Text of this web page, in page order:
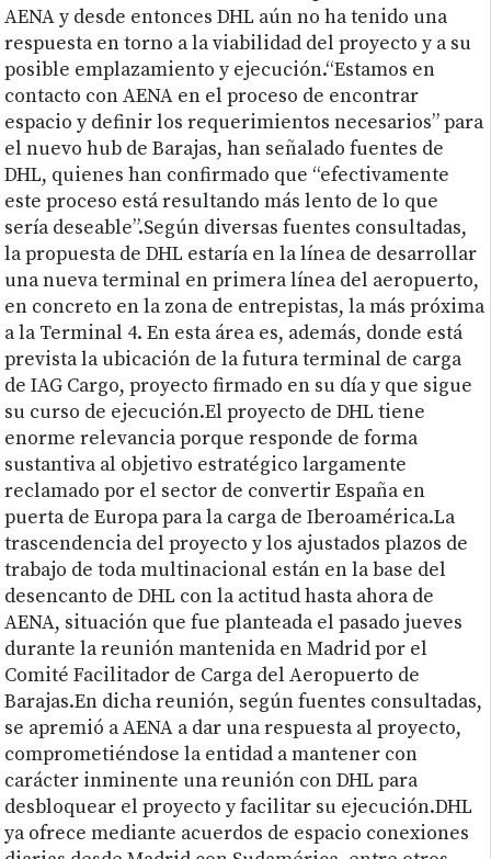
AENA y desde entonces DHL aún no ha tenido una
respuesta en torno a la viabilidad del proyecto y a su
posible emplazamiento y ejecución.“Estamos en
contacto con AENA en el proceso de encontrar
espacio y definir los requerimientos necesarios” para
el nuevo hub de Barajas, han señalado fuentes de
DHL, quienes han confirmado que “efectivamente
este proceso está resultando más lento de lo que
sería deseable”.Según diversas fuentes consultadas,
la propuesta de DHL estaría en la línea de desarrollar
una nueva terminal en primera línea del aeropuerto,
en concreto en la zona de entrepistas, la más próxima
a la Terminal 4. En esta área es, además, donde está
prevista la ubicación de la futura terminal de carga
de IAG Cargo, proyecto firmado en su día y que sigue
su curso de ejecución.El proyecto de DHL tiene
enorme relevancia porque responde de forma
sustantiva al objetivo estratégico largamente
reclamado por el sector de convertir España en
puerta de Europa para la carga de Iberoamérica.La
trascendencia del proyecto y los ajustados plazos de
trabajo de toda multinacional están en la base del
desencanto de DHL con la actitud hasta ahora de
AENA, situación que fue planteada el pasado jueves
durante la reunión mantenida en Madrid por el
Comité Facilitador de Carga del Aeropuerto de
Barajas.En dicha reunión, según fuentes consultadas,
se apremió a AENA a dar una respuesta al proyecto,
comprometiéndose la entidad a mantener con
carácter inminente una reunión con DHL para
desbloquear el proyecto y facilitar su ejecución.DHL
ya ofrece mediante acuerdos de espacio conexiones